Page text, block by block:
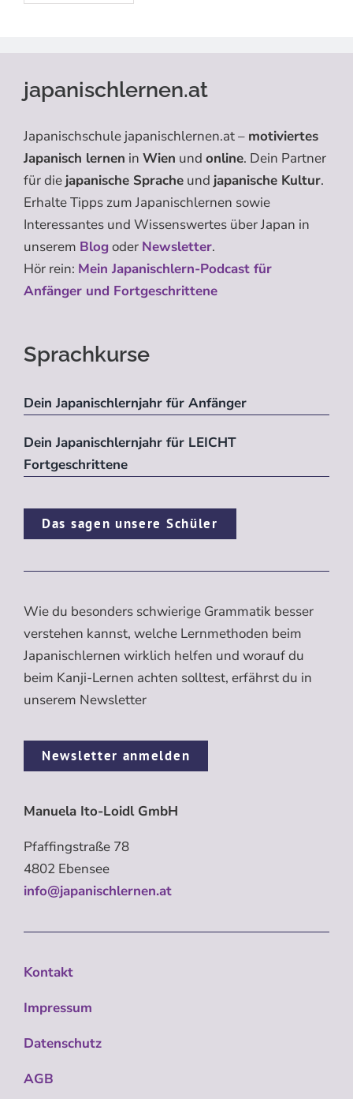
japanischlernen.at
Japanischschule japanischlernen.at – motiviertes
Japanisch lernen in Wien und online. Dein Partner
für die japanische Sprache und japanische Kultur.
Erhalte Tipps zum Japanischlernen sowie
Interessantes und Wissenswertes über Japan in
unserem Blogoder Newsletter.
Hör rein: Mein Japanischlern-Podcast für
Anfänger und Fortgeschrittene
Sprachkurse
Dein Japanischlernjahr für Anfänger
Dein Japanischlernjahr für LEICHT
Fortgeschrittene
Das sagen unsere Schüler
Wie du besonders schwierige Grammatik besser
verstehen kannst, welche Lernmethoden beim
Japanischlernen wirklich helfen und worauf du
beim Kanji-Lernen achten solltest, erfährst du in
unserem Newsletter
Newsletter anmelden
Manuela Ito-Loidl GmbH
Pfaffingstraße 78
4802 Ebensee
info@japanischlernen.at
Kontakt
Impressum
Datenschutz
AGB